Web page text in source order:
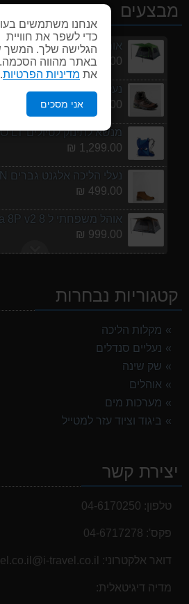
אנחנו משתמשים
כדי לשפר את חוויית
הגלישה שלך. המשך
באתר מהווה
את מדיניות הפרטיות.
אני מסכים
מבצעים449.00 ₪
אוהל משפחתי ל 6 GURO Panorama 6P v2
699.00 ₪
839.00 ₪
מנשא לתינוק לטיולים OSPERY POCO LT
1,299.00 ₪
499.00 ₪
אוהל משפחתי ל 8 GURO Panorama 8P v2
999.00 ₪
אוהל משפחתי ל 6 GURO Panorama 6P v2
1,299.00 ₪
אוהל משפחתי ל 8 GURO Panorama 8P v2
קטגוריות נבחרות
מקלות הליכה
נעליים סנדלים
שק שינה
אוהלים
מערכות מים
ביגוד וציוד עזר למטייל
יצירת קשר
טלפון: 04-6170250
פקס': 04-6717278
דואר אלקטרוני: travel.co.il
מדיה דיגיטאלית: